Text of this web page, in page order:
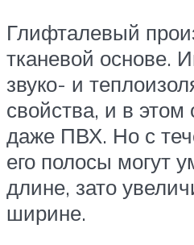
Глифталевый
тканевой основе.
звуко- и
свойства, и в этом
даже ПВХ. Но с
его полосы могут
длине, зато
ширине.